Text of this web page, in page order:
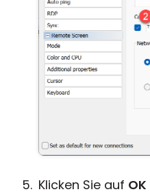
Klicken Sie auf OK